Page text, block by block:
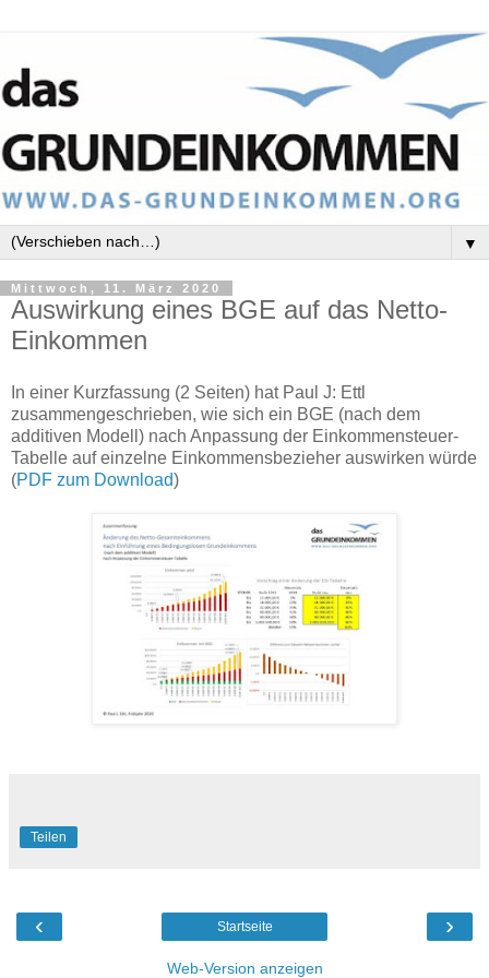
▼
Mittwoch, 11. März 2020
Auswirkung eines BGE auf das Netto-
Einkommen
In einer Kurzfassung (2 Seiten) hat Paul J: Ettl
zusammengeschrieben, wie sich ein BGE (nach dem
additiven Modell) nach Anpassung der Einkommensteuer-
Tabelle auf einzelne Einkommensbezieher auswirken würde
(PDF zum Download)
Teilen
‹ ›
Startseite
Web-Version anzeigen